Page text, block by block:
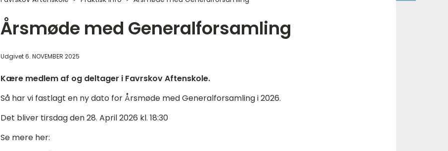
Årsmøde med Generalforsamling
Udgivet6. NOVEMBER 2025
Kære medlem af og deltager i Favrskov Aftenskole.
Så har vi fastlagt en ny dato for Årsmøde med Generalforsamling i 2026.
Det bliver tirsdag den 28. April 2026 kl. 18:30
Se mere her: